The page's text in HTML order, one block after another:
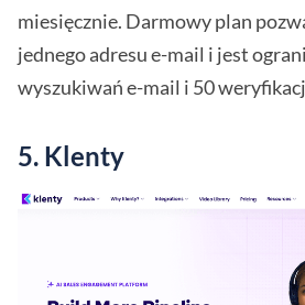
miesięcznie. Darmowy plan
jednego adresu e-mail i jest
wyszukiwań e-mail i 50
5. Klenty